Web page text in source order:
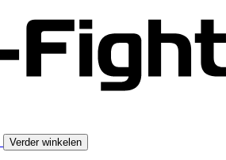
Verder winkelen